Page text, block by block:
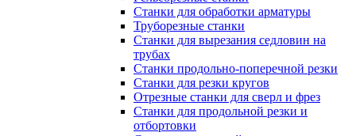
Станки для обработки арматуры
Труборезные станки
Станки для вырезания седловин на
трубаx
Станки продольно-поперечной резки
Станки для резки кругов
Отрезные станки для сверл и фрез
Станки для продольной резки и
отбортовки